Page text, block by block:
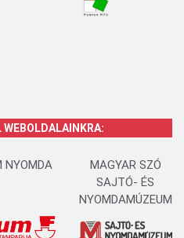
WEBOLDALAINKRA:
NYOMDA
MAGYAR SZÓ
SAJTÓ- ÉS
NYOMDAMÚZEUM